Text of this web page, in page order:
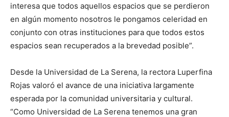
interesa que todos aquellos espacios que se perdieron
en algún momento nosotros le pongamos celeridad en
conjunto con otras instituciones para que todos estos
espacios sean recuperados a la brevedad posible”.
Desde la Universidad de La Serena, la rectora Luperfina
Rojas valoró el avance de una iniciativa largamente
esperada por la comunidad universitaria y cultural.
“Como Universidad de La Serena tenemos una gran